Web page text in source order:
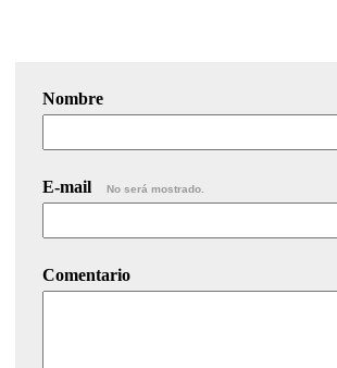
Nombre
E-mail No será mostrado.
Comentario